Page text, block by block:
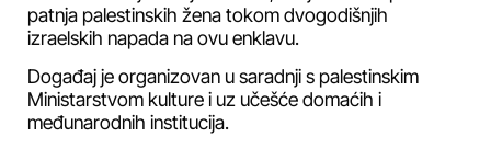
patnja palestinskih žena tokom dvogodišnjih
izraelskih napada na ovu enklavu.
Događaj je organizovan u saradnji s palestinskim
Ministarstvom kulture i uz učešće domaćih i
međunarodnih institucija.